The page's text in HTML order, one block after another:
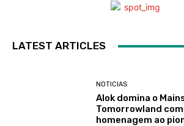
LATEST ARTICLES
NOTICIAS
Alok domina o
Tomorrowland
homenagem ao